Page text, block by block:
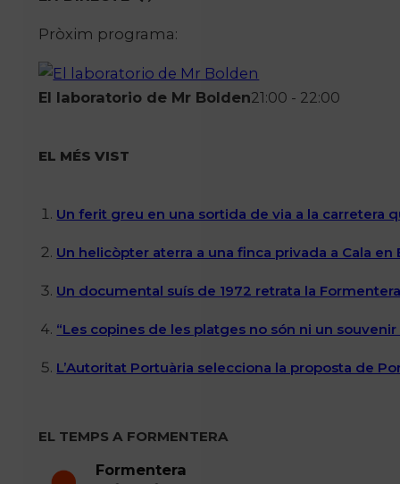
Pròxim programa:
El laboratorio de Mr Bolden21:00 - 22:00
EL MÉS VIST
Un ferit greu en una sortida de via a la carretera
Un helicòpter aterra a una finca privada a Cala
Un documental suís de 1972 retrata la
“Les copines de les platges no són ni un
L’Autoritat Portuària selecciona la proposta de
EL TEMPS A FORMENTERA
Formentera